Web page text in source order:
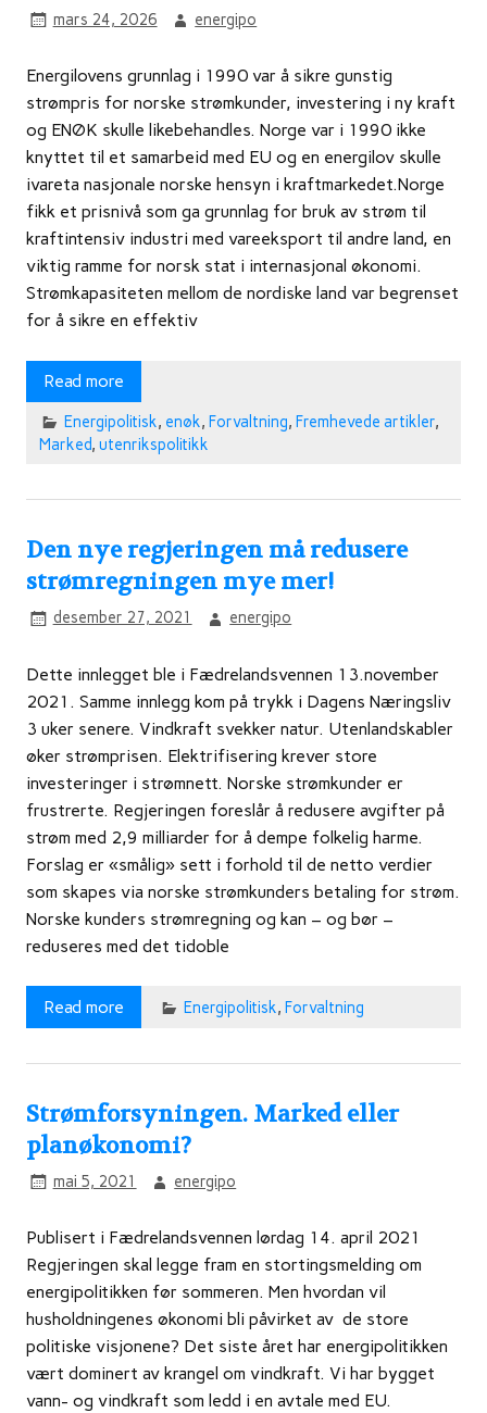
mars 24, 2026 energipo
Energilovens grunnlag i 1990 var å sikre gunstig
strømpris for norske strømkunder, investering i ny kraft
og ENØK skulle likebehandles. Norge var i 1990 ikke
knyttet til et samarbeid med EU og en energilov skulle
ivareta nasjonale norske hensyn i kraftmarkedet.Norge
fikk et prisnivå som ga grunnlag for bruk av strøm til
kraftintensiv industri med vareeksport til andre land, en
viktig ramme for norsk stat i internasjonal økonomi.
Strømkapasiteten mellom de nordiske land var begrenset
for å sikre en effektiv
Read more
Energipolitisk, enøk, Forvaltning, Fremhevede artikler,
Marked, utenrikspolitikk
Den nye regjeringen må redusere
strømregningen mye mer!
desember 27, 2021 energipo
Dette innlegget ble i Fædrelandsvennen 13.november
2021. Samme innlegg kom på trykk i Dagens Næringsliv
3 uker senere. Vindkraft svekker natur. Utenlandskabler
øker strømprisen. Elektrifisering krever store
investeringer i strømnett. Norske strømkunder er
frustrerte. Regjeringen foreslår å redusere avgifter på
strøm med 2,9 milliarder for å dempe folkelig harme.
Forslag er «smålig» sett i forhold til de netto verdier
som skapes via norske strømkunders betaling for strøm.
Norske kunders strømregning og kan – og bør –
reduseres med det tidoble
Read more Energipolitisk, Forvaltning
Strømforsyningen. Marked eller
planøkonomi?
mai 5, 2021 energipo
Publisert i Fædrelandsvennen lørdag 14. april 2021
Regjeringen skal legge fram en stortingsmelding om
energipolitikken før sommeren. Men hvordan vil
husholdningenes økonomi bli påvirket av de store
politiske visjonene? Det siste året har energipolitikken
vært dominert av krangel om vindkraft. Vi har bygget
vann- og vindkraft som ledd i en avtale med EU.